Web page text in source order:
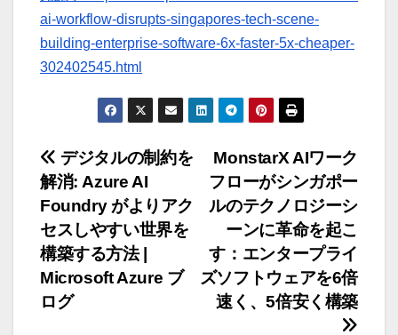
ai-workflow-disrupts-singapores-tech-scene-
building-enterprise-software-6x-faster-5x-cheaper-
302402545.html
投
稿
ナ
ビ
ゲ
MonstarX AIワーク
フローがシンガポー
ルのテクノロジーシ
ーンに革命を起こ
す：エンタープライ
ズソフトウェアを6倍
速く、5倍安く構築
デジタルの制約を
解消: Azure AI
Foundry がよりアク
セスしやすい世界を
構築する方法 |
Microsoft Azure ブ
ログ